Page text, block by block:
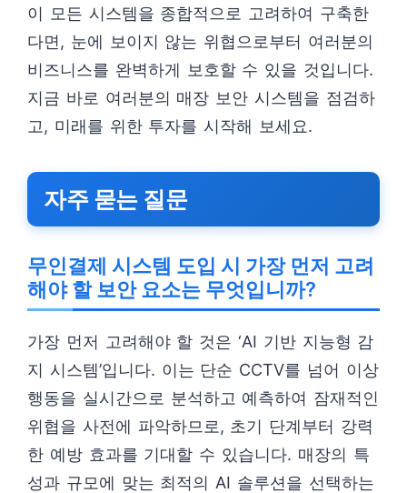
이 모든 시스템을 종합적으로 고려하여 구축한
다면, 눈에 보이지 않는 위협으로부터 여러분의
비즈니스를 완벽하게 보호할 수 있을 것입니다.
지금 바로 여러분의 매장 보안 시스템을 점검하
고, 미래를 위한 투자를 시작해 보세요.
자주 묻는 질문
무인결제 시스템 도입 시 가장 먼저 고려
해야 할 보안 요소는 무엇입니까?
가장 먼저 고려해야 할 것은 ‘AI 기반 지능형 감
지 시스템’입니다. 이는 단순 CCTV를 넘어 이상
행동을 실시간으로 분석하고 예측하여 잠재적인
위협을 사전에 파악하므로, 초기 단계부터 강력
한 예방 효과를 기대할 수 있습니다. 매장의 특
성과 규모에 맞는 최적의 AI 솔루션을 선택하는